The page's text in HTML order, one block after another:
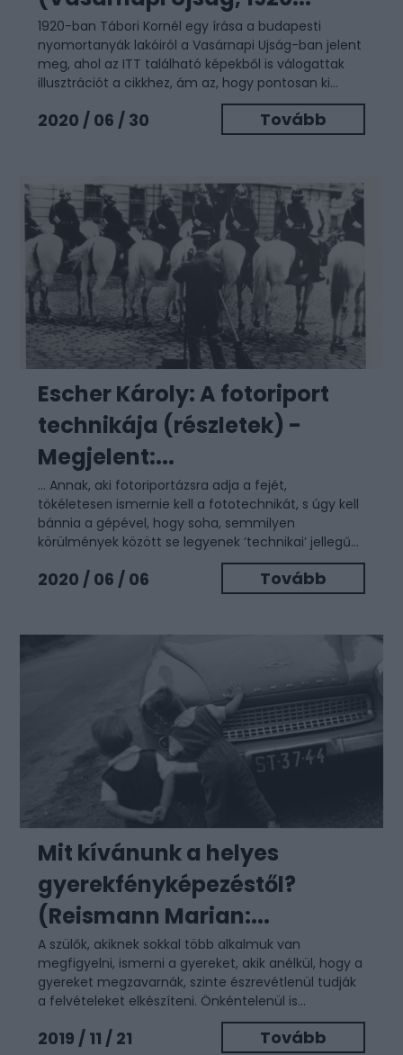
1920-ban Tábori Kornél egy írása a budapesti
nyomortanyák lakóiról a Vasárnapi Ujság-ban jelent
meg, ahol az ITT található képekből is válogattak
illusztrációt a cikkhez, ám az, hogy pontosan ki...
2020 / 06 / 30 Tovább
Escher Károly: A fotoriport
technikája (részletek) -
Megjelent:...
… Annak, aki fotoriportázsra adja a fejét,
tökéletesen ismernie kell a fototechnikát, s úgy kell
bánnia a gépével, hogy soha, semmilyen
körülmények között se legyenek ’technikai’ jellegű...
2020 / 06 / 06 Tovább
Mit kívánunk a helyes
gyerekfényképezéstől?
(Reismann Marian:...
A szülők, akiknek sokkal több alkalmuk van
megfigyelni, ismerni a gyereket, akik anélkül, hogy a
gyereket megzavarnák, szinte észrevétlenül tudják
a felvételeket elkészíteni. Önkéntelenül is...
2019 / 11 / 21 Tovább